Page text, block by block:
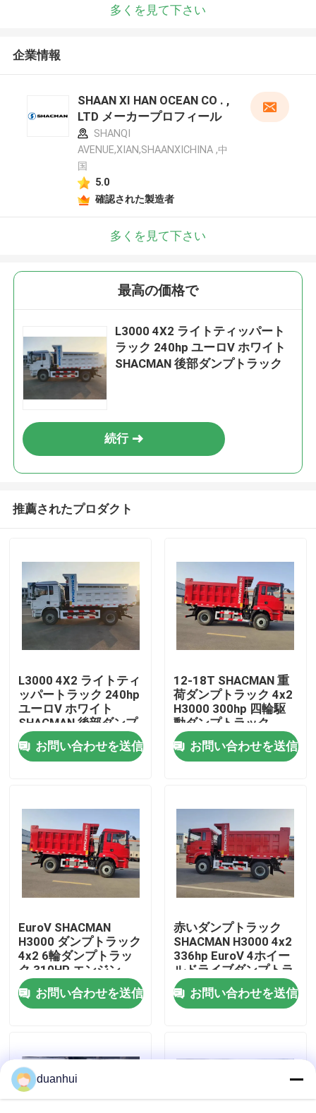
家へ
製品
工場 ツアー
品質管理
連絡 ください
ニュース
重いダンプ トラック
多くを見て下さい
企業情報
SHAAN XI HAN OCEAN CO . ,
LTD メーカープロフィール
SHANQI
AVENUE,XIAN,SHAANXICHINA ,中
国
5.0
確認された製造者
多くを見て下さい
最高の価格で
L3000 4X2 ライトティッパート
ラック 240hp ユーロV ホワイト
SHACMAN 後部ダンプトラック
続行
推薦されたプロダクト
L3000 4X2 ライトティ
ッパートラック 240hp
ユーロV ホワイト
SHACMAN 後部ダンプ
トラック
お問い合わせを送信
12-18T SHACMAN 重
荷ダンプトラック 4x2
H3000 300hp 四輪駆
動ダンプトラック
お問い合わせを送信
EuroV SHACMAN
H3000 ダンプトラック
4x2 6輪ダンプトラッ
ク 310HP エンジン
WEICHAI
お問い合わせを送信
赤いダンプトラック
SHACMAN H3000 4x2
336hp EuroV 4ホイー
ルドライブダンプトラ
ック
お問い合わせを送信
duanhui